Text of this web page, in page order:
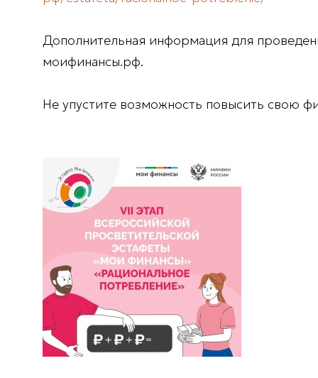
Дополнительная информация для
моифинансы.рф.
Не упустите возможность повысить свою